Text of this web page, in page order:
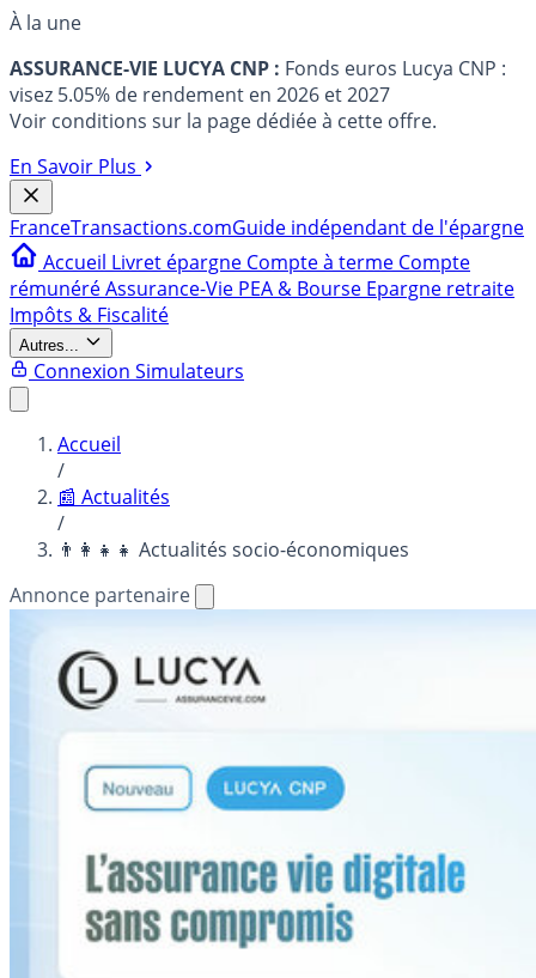
À la une
ASSURANCE-VIE LUCYA CNP : Fonds euros Lucya CNP :
visez 5.05% de rendement en 2026 et 2027
Voir conditions sur la page dédiée à cette offre.
En Savoir Plus
FranceTransactions.comGuide indépendant de l'épargne
Accueil Livret épargne Compte à terme Compte
rémunéréAssurance-Vie PEA & Bourse Epargne retraite
Impôts & Fiscalité
Autres...
Connexion Simulateurs
Accueil
/
📰 Actualités
/
👨‍👩‍👧‍👧 Actualités socio-économiques
Annonce partenaire